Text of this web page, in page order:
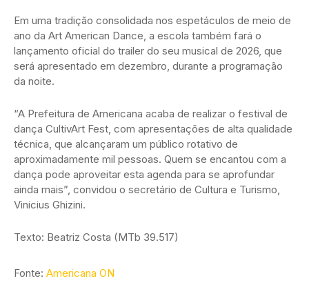
Em uma tradição consolidada nos espetáculos de meio de
ano da Art American Dance, a escola também fará o
lançamento oficial do trailer do seu musical de 2026, que
será apresentado em dezembro, durante a programação
da noite.
“A Prefeitura de Americana acaba de realizar o festival de
dança CultivArt Fest, com apresentações de alta qualidade
técnica, que alcançaram um público rotativo de
aproximadamente mil pessoas. Quem se encantou com a
dança pode aproveitar esta agenda para se aprofundar
ainda mais”, convidou o secretário de Cultura e Turismo,
Vinicius Ghizini.
Texto: Beatriz Costa (MTb 39.517)
Fonte: Americana ON